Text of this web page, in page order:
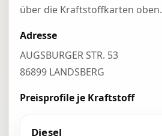
über die Kraftstoffkarten oben.
Adresse
AUGSBURGER STR. 53
86899 LANDSBERG
Preisprofile je Kraftstoff
Diesel